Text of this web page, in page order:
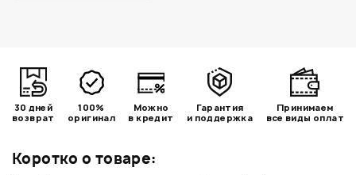
Коротко о товаре:
30 дней
возврат
100%
оригинал
Можно
в кредит
Гарантия
и поддержка
Принимаем
все виды оплат